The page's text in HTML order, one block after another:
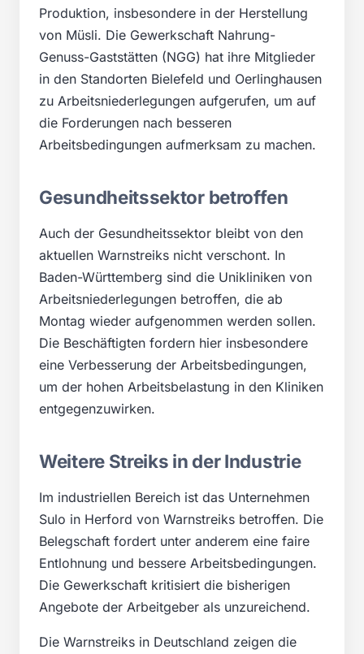
Produktion, insbesondere in der Herstellung
von Müsli. Die Gewerkschaft Nahrung-
Genuss-Gaststätten (NGG) hat ihre Mitglieder
in den Standorten Bielefeld und Oerlinghausen
zu Arbeitsniederlegungen aufgerufen, um auf
die Forderungen nach besseren
Arbeitsbedingungen aufmerksam zu machen.
Gesundheitssektor betroffen
Auch der Gesundheitssektor bleibt von den
aktuellen Warnstreiks nicht verschont. In
Baden-Württemberg sind die Unikliniken von
Arbeitsniederlegungen betroffen, die ab
Montag wieder aufgenommen werden sollen.
Die Beschäftigten fordern hier insbesondere
eine Verbesserung der Arbeitsbedingungen,
um der hohen Arbeitsbelastung in den Kliniken
entgegenzuwirken.
Weitere Streiks in der Industrie
Im industriellen Bereich ist das Unternehmen
Sulo in Herford von Warnstreiks betroffen. Die
Belegschaft fordert unter anderem eine faire
Entlohnung und bessere Arbeitsbedingungen.
Die Gewerkschaft kritisiert die bisherigen
Angebote der Arbeitgeber als unzureichend.
Die Warnstreiks in Deutschland zeigen die